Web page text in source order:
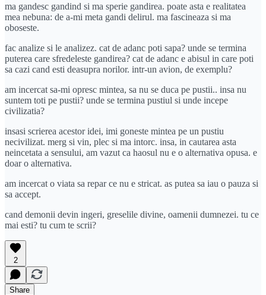
ma gandesc gandind si ma sperie gandirea. poate asta e realitatea
mea nebuna: de a-mi meta gandi delirul. ma fascineaza si ma
oboseste.
fac analize si le analizez. cat de adanc poti sapa? unde se termina
puterea care sfredeleste gandirea? cat de adanc e abisul in care poti
sa cazi cand esti deasupra norilor. intr-un avion, de exemplu?
am incercat sa-mi opresc mintea, sa nu se duca pe pustii.. insa nu
suntem toti pe pustii? unde se termina pustiul si unde incepe
civilizatia?
insasi scrierea acestor idei, imi goneste mintea pe un pustiu
necivilizat. merg si vin, plec si ma intorc. insa, in cautarea asta
neincetata a sensului, am vazut ca haosul nu e o alternativa opusa. e
doar o alternativa.
am incercat o viata sa repar ce nu e stricat. as putea sa iau o pauza si
sa accept.
cand demonii devin ingeri, greselile divine, oamenii dumnezei. tu ce
mai esti? tu cum te scrii?
2
Share